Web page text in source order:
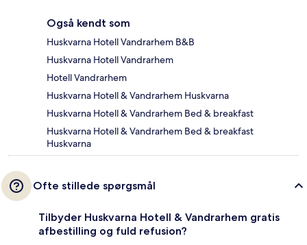
Også kendt som
Huskvarna Hotell Vandrarhem B&B
Huskvarna Hotell Vandrarhem
Hotell Vandrarhem
Huskvarna Hotell & Vandrarhem Huskvarna
Huskvarna Hotell & Vandrarhem Bed & breakfast
Huskvarna Hotell & Vandrarhem Bed & breakfast
Huskvarna
Ofte stillede spørgsmål
Tilbyder Huskvarna Hotell & Vandrarhem gratis
afbestilling og fuld refusion?